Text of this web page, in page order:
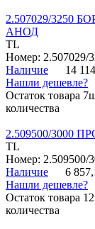
2.507029/3250
АНОД
TL
Номер: 2.507029/
Наличие
14
Нашли дешевле?
Остаток товара
количества
2.509500/3000
TL
Номер: 2.509500/
Наличие
6
Нашли дешевле?
Остаток товара
количества